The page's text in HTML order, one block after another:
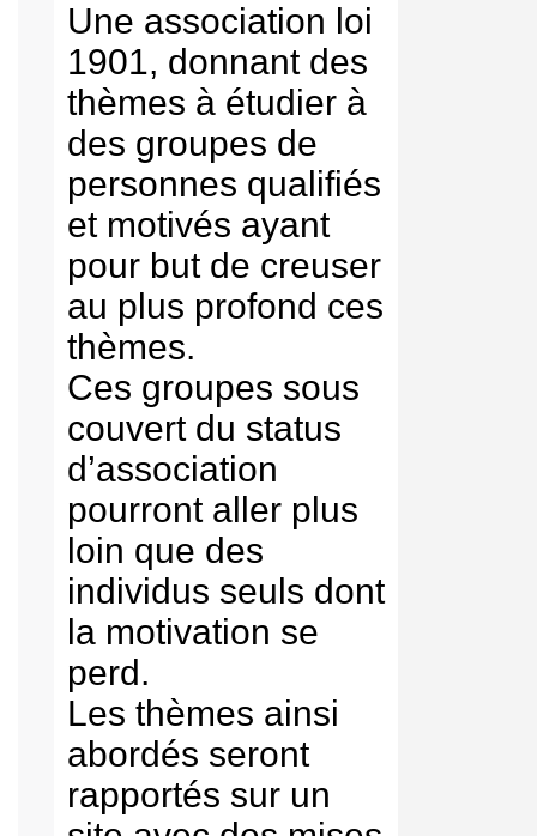
Une association loi
1901, donnant des
thèmes à étudier à
des groupes de
personnes qualifiés
et motivés ayant
pour but de creuser
au plus profond ces
thèmes.
Ces groupes sous
couvert du status
d’association
pourront aller plus
loin que des
individus seuls dont
la motivation se
perd.
Les thèmes ainsi
abordés seront
rapportés sur un